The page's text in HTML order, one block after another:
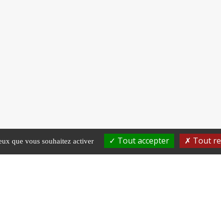
que vous souhaitez activer Tout accepter Tout